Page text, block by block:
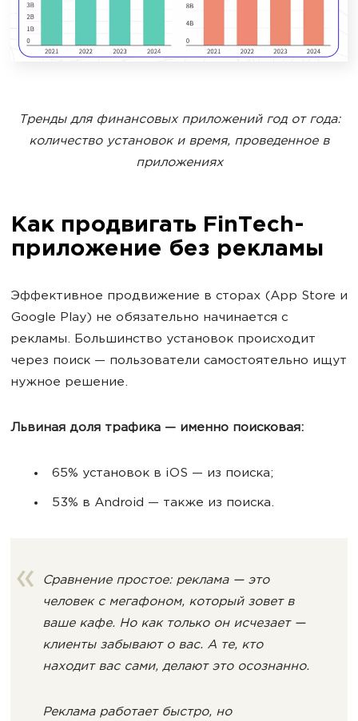
Тренды для финансовых приложений год от года:
количество установок и время, проведенное в
приложениях
Как продвигать FinTech-
приложение без рекламы
Эффективное продвижение в сторах (App Store и
Google Play) не обязательно начинается с
рекламы. Большинство установок происходит
через поиск — пользователи самостоятельно ищут
нужное решение.
Львиная доля трафика — именно поисковая:
65% установок в iOS — из поиска;
53% в Android — также из поиска.
Сравнение простое: реклама — это
человек с мегафоном, который зовет в
ваше кафе. Но как только он исчезает —
клиенты забывают о вас. А те, кто
находит вас сами, делают это осознанно.
Реклама работает быстро, но